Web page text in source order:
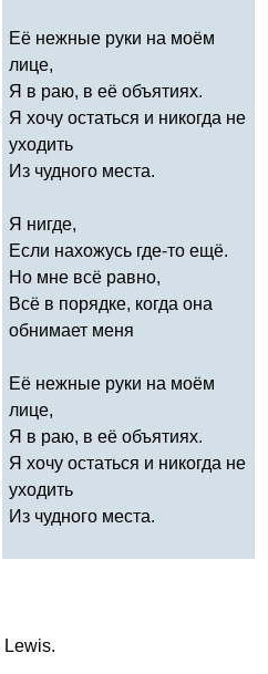
Её нежные руки на моём
лице,
Я в раю, в её объятиях.
Я хочу остаться и никогда не
уходить
Из чудного места.
Я нигде,
Если нахожусь где-то ещё.
Но мне всё равно,
Всё в порядке, когда она
обнимает меня
Её нежные руки на моём
лице,
Я в раю, в её объятиях.
Я хочу остаться и никогда не
уходить
Из чудного места.
Lewis.